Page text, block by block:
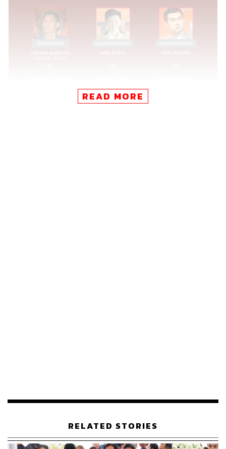
พงศ์เกษม สัตยาประเสริฐ
ฤภพ ชินวัตร
คณาพจน์ โจมฤทธิ์
ยิ่งลักษณ์ ชินวัตร
วิม รุ่งวัฒนจินดา
ทักษิณ ชินวัตร
วรรษมล เพ็งดิษฐ์
READ MORE
RELATED STORIES